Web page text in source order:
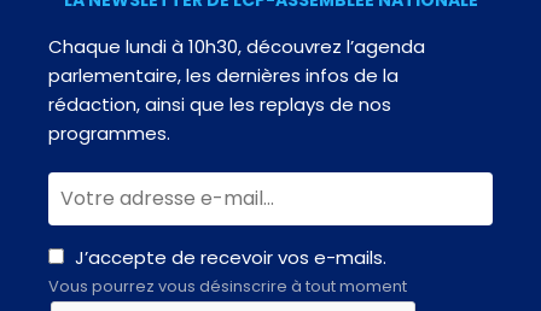
Chaque lundi à 10h30, découvrez l’agenda
parlementaire, les dernières infos de la
rédaction, ainsi que les replays de nos
programmes.
J’accepte de recevoir vos e-mails.
Vous pourrez vous désinscrire à tout moment